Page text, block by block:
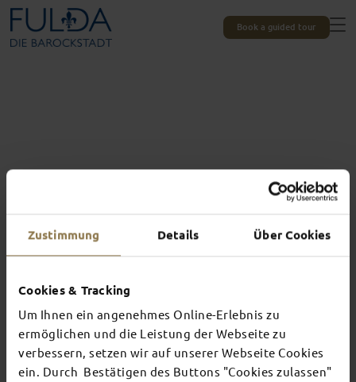
Zustimmung Details Über Cookies
Cookies & Tracking
Um Ihnen ein angenehmes Online-Erlebnis zu
ermöglichen und die Leistung der Webseite zu
verbessern, setzen wir auf unserer Webseite Cookies
ein. Durch Bestätigen des Buttons "Cookies zulassen"
Book a guided tour
Experiences unique to Fulda
TOP EVENTS